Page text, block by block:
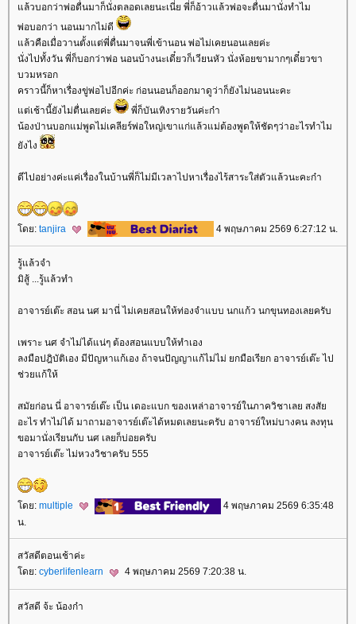
ล้วบอกว่าพ่อตื่นมาก็นั่งตลอดเลยนะเนี่ย พี่ก็อ้าวแล้วพ่อจะตื่นมานั่งทำไม
พ่อบอกว่า นอนมากไม่ดี
ล้วคือเมื่อวานตั้งแต่พี่ตื่นมาจนพี่เข้านอน พ่อไม่เคยนอนเลยค่ะ
นั่งไปทั้งวัน พี่ก็บอกว่าพ่อ นอนบ้างนะเดี๋ยวก็เวียนหัว นั่งห้อยขามากๆเดี๋ยวขา
บวมหรอก
คราวนี้ก็หาเรื่องขู่พ่อไปอีกค่ะ ก่อนนอนก็ออกมาดูว่าก็ยังไม่นอนนะคะ
ต่เช้านี้ยังไม่ตื่นเลยค่ะ
พี่ก็บันเทิงรายวันค่ะก๋า
น้องป่านบอกแม่พูดไม่เคลียร์พ่อใหญ่เขาแก่แล้วแม่ต้องพูดให้ชัดๆว่าอะไรทำไม
ังไง
ดีไปอย่างค่ะแค่เรื่องในบ้านพี่ก็ไม่มีเวลาไปหาเรื่องไร้สาระใส่ตัวแล้วนะคะก๋า
ดย: tanjira 4 พฤษภาคม 2569 6:27:12 น.
รู้แล้วจำ
มิสู้ ...รู้แล้วทำ
อาจารย์เต๊ะ สอน นศ มานี่ ไม่เคยสอนให้ท่องจำแบบ นกแก้ว นกขุนทองเลยครับ
เพราะ นศ จำไม่ได้แน่ๆ ต้องสอนแบบให้ทำเอง
ลงมือปฎิบัติเอง มีปัญหาแก้เอง ถ้าจนปัญญาแก้ไม่ไม่ ยกมือเรียก อาจารย์เต๊ะ ไป
ช่วยแก้ให้
สมัยก่อน นี่ อาจารย์เต๊ะ เป็น เดอะแบก ของเหล่าอาจารย์ในภาควิชาเลย สงสั
อะไร ทำไม่ได้ มาถามอาจารย์เต๊ะได้หมดเลยนะครับ อาจารย์ใหม่บางคน ลงทุน
ขอมานั่งเรียนกับ นศ เลยก็บ่อยครับ
อาจารย์เต๊ะ ไม่หวงวิชาครับ 555
ดย: multiple
4 พฤษภาคม 2569 6:35:48
น.
สวัสดีตอนเช้าค่ะ
ดย: cyberlifenlearn 4 พฤษภาคม 2569 7:20:38 น.
สวัสดี จ้ะ น้องก๋า